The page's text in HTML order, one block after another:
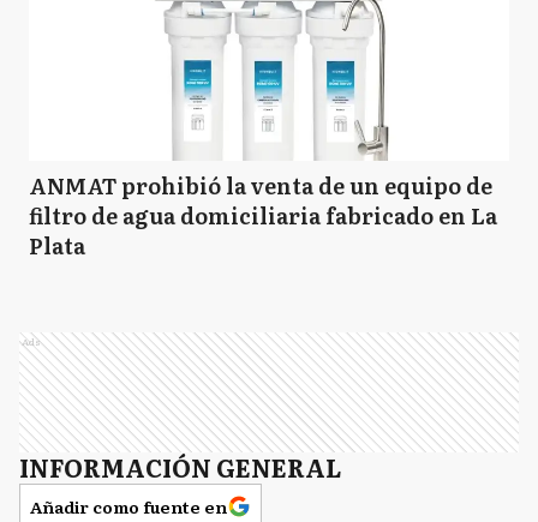
ANMAT prohibió la venta de un equipo de
filtro de agua domiciliaria fabricado en La
Plata
Ads
INFORMACIÓN GENERAL
Añadir como fuente en